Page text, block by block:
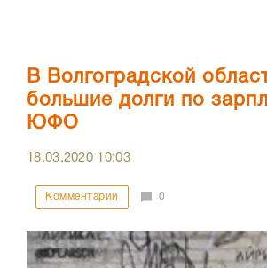
В Волгоградской
большие долги по
ЮФО
18.03.2020 10:03
Комментарии 0